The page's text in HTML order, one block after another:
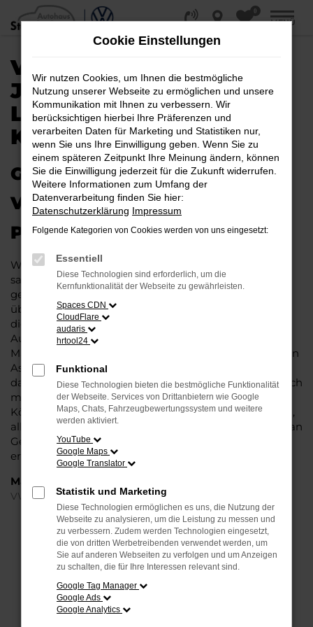
Zum
Hauptinhalt
0
MENÜ
VW POLO
JAHRESWAGEN |
LIEFERSERVICE NACH
KÖLN
GAS GEBEN IN KÖLN –
VIELLEICHT BALD IM VW
POLO JAHRESWAGEN
Wer Argumente für einen VW Polo Jahreswagen
sammelt, wird schnell fündig. Das Fahrzeug ist wie
geschaffen für Fahrten in Köln und Umgebung und
überzeugt durch seine erstklassige Verarbeitung und
die Liebe zum Detail. Hinzu kommt, dass in puncto
Ausstattung in dieser Fahrzeugklasse regelrecht
Maßstäbe gesetzt werden, was sich vor allem in Sachen
Assistenzsysteme und Sicherheit widerspiegelt. Und
dann ist da noch das Design, dass Kenner sprichwörtlich
mit der Zunge schnalzen lässt. In kurzen Worten: für
Köln ist eijn VW Polo Jahreswagen eine perfekte Wahl,
alldieweil Sie gegenüber einem Neuwagen erheblich an
Geld sparen und einen soliden Nachlass bzw. Rabatt
erhalten.
Marken
VW
FEHLER: NETWORK ERROR
Beim Laden ist ein Fehler aufgetreten.
Überprüfe deine Firewall und deine
Cookie Einstellungen
Wir nutzen Cookies, um Ihnen die bestmögliche
Nutzung unserer Webseite zu ermöglichen und unsere
Kommunikation mit Ihnen zu verbessern. Wir
berücksichtigen hierbei Ihre Präferenzen und
verarbeiten Daten für Marketing und Statistiken nur,
wenn Sie uns Ihre Einwilligung geben. Wenn Sie zu
einem späteren Zeitpunkt Ihre Meinung ändern, können
Sie die Einwilligung jederzeit für die Zukunft widerrufen.
Weitere Informationen zum Umfang der
Datenverarbeitung finden Sie hier:
Datenschutzerklärung Impressum
Folgende Kategorien von Cookies werden von uns eingesetzt:
Essentiell
Diese Technologien sind erforderlich, um die
Kernfunktionalität der Webseite zu gewährleisten.
Spaces CDN
CloudFlare
audaris
hrtool24
Funktional
Diese Technologien bieten die bestmögliche Funktionalität
der Webseite. Services von Drittanbietern wie Google
Maps, Chats, Fahrzeugbewertungssystem und weitere
werden aktiviert.
YouTube
Google Maps
Google Translator
Statistik und Marketing
Diese Technologien ermöglichen es uns, die Nutzung der
Webseite zu analysieren, um die Leistung zu messen und
zu verbessern. Zudem werden Technologien eingesetzt,
die von dritten Werbetreibenden verwendet werden, um
Sie auf anderen Webseiten zu verfolgen und um Anzeigen
zu schalten, die für Ihre Interessen relevant sind.
Google Tag Manager
Google Ads
Google Analytics